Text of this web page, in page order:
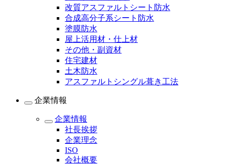
改質アスファルトシート防水
合成高分子系シート防水
塗膜防水
屋上活用材・仕上材
その他・副資材
住宅建材
土木防水
アスファルトシングル葺き工法
企業情報
企業情報
社長挨拶
企業理念
ISO
会社概要